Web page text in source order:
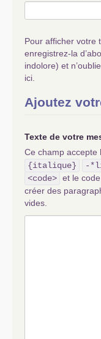
Pour afficher votre
enregistrez-la
indolore) et
ici.
Ajoutez
Texte de votre
Ce champ accepte
{italique}
-
<code> et le code
créer des
vides.